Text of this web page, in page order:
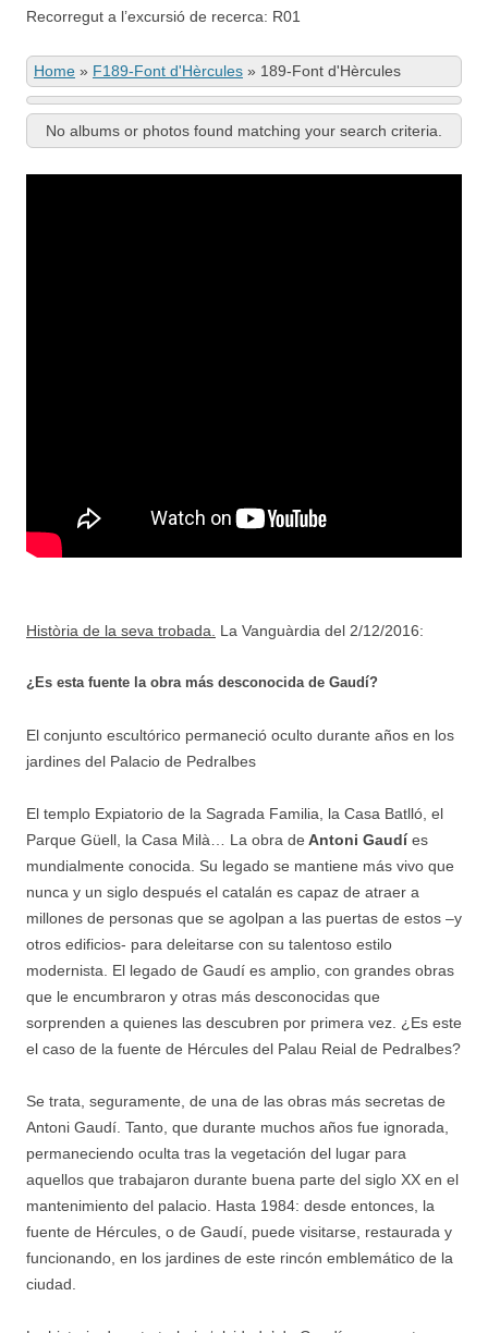
Recorregut a l’excursió de recerca: R01
Home » F189-Font d'Hèrcules » 189-Font d'Hèrcules
No albums or photos found matching your search criteria.
Història de la seva trobada. La Vanguàrdia del 2/12/2016:
¿Es esta fuente la obra más desconocida de Gaudí?
El conjunto escultórico permaneció oculto durante años en los
jardines del Palacio de Pedralbes
El templo Expiatorio de la Sagrada Familia, la Casa Batlló, el
Parque Güell, la Casa Milà… La obra de Antoni Gaudíes
mundialmente conocida. Su legado se mantiene más vivo que
nunca y un siglo después el catalán es capaz de atraer a
millones de personas que se agolpan a las puertas de estos –y
otros edificios- para deleitarse con su talentoso estilo
modernista. El legado de Gaudí es amplio, con grandes obras
que le encumbraron y otras más desconocidas que
sorprenden a quienes las descubren por primera vez. ¿Es este
el caso de la fuente de Hércules del Palau Reial de Pedralbes?
Se trata, seguramente, de una de las obras más secretas de
Antoni Gaudí. Tanto, que durante muchos años fue ignorada,
permaneciendo oculta tras la vegetación del lugar para
aquellos que trabajaron durante buena parte del siglo XX en el
mantenimiento del palacio. Hasta 1984: desde entonces, la
fuente de Hércules, o de Gaudí, puede visitarse, restaurada y
funcionando, en los jardines de este rincón emblemático de la
ciudad.